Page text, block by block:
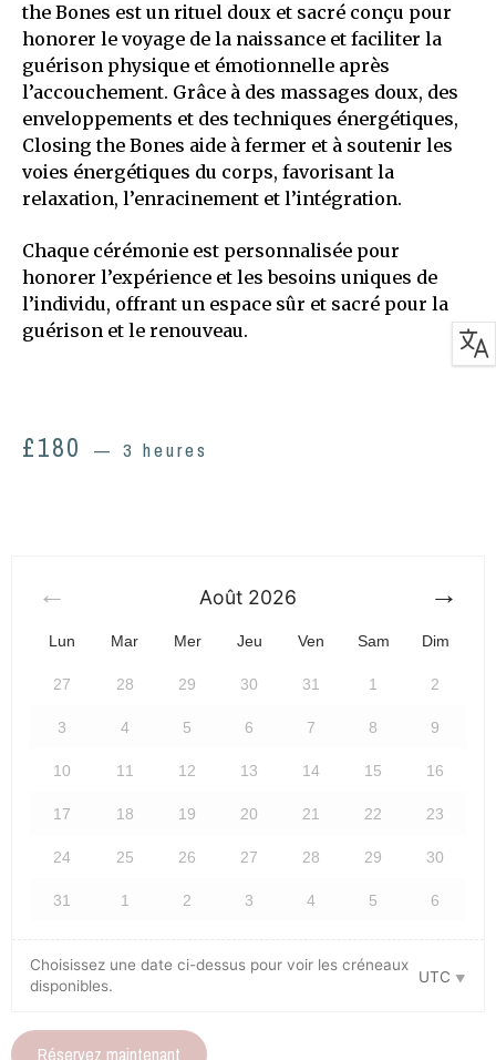
the Bones est un rituel doux et sacré conçu pour
honorer le voyage de la naissance et faciliter la
guérison physique et émotionnelle après
l’accouchement. Grâce à des massages doux, des
enveloppements et des techniques énergétiques,
Closing the Bones aide à fermer et à soutenir les
voies énergétiques du corps, favorisant la
relaxation, l’enracinement et l’intégration.
Chaque cérémonie est personnalisée pour
honorer l’expérience et les besoins uniques de
l’individu, offrant un espace sûr et sacré pour la
guérison et le renouveau.
£180 3 heures
Août 2026
Lun Mar Mer Jeu Ven Sam Dim
27 28 29 30 31 1 2
3 4 5 6 7 8 9
10 11 12 13 14 15 16
17 18 19 20 21 22 23
24 25 26 27 28 29 30
31 1 2 3 4 5 6
Choisissez une date ci-dessus pour voir les créneaux
disponibles.
UTC
Réservez maintenant